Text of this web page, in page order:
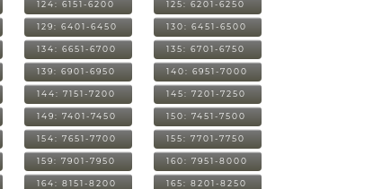
124: 6151-6200 125: 6201-6250
129: 6401-6450 130: 6451-6500
134: 6651-6700 135: 6701-6750
139: 6901-6950 140: 6951-7000
144: 7151-7200 145: 7201-7250
149: 7401-7450 150: 7451-7500
154: 7651-7700 155: 7701-7750
159: 7901-7950 160: 7951-8000
164: 8151-8200 165: 8201-8250